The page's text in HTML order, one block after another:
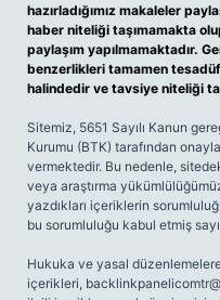
hazırladığımız makaleler
haber niteliği taşımamakta
paylaşım yapılmamaktadır.
benzerlikleri tamamen
halindedir ve tavsiye niteliği
Sitemiz, 5651 Sayılı Kanun
Kurumu (BTK) tarafından
vermektedir. Bu nedenle,
veya araştırma
yazdıkları içeriklerin
bu sorumluluğu kabul etmiş
Hukuka ve yasal
içerikleri,